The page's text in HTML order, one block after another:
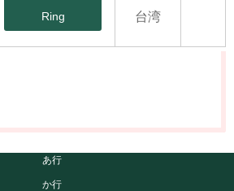
Ring 台湾
あ行
か行